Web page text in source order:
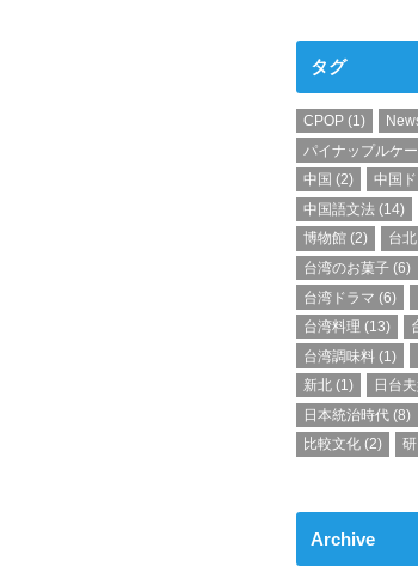
タグ
CPOP (1)
パイナップルケ
中国 (2) 中国
中国語文法 (14)
博物館 (2) 台北
台湾のお菓子 (6)
台湾ドラマ (6)
台湾料理 (13)
台湾調味料 (1)
新北 (1) 日台
日本統治時代 (8)
比較文化 (2)
Archive